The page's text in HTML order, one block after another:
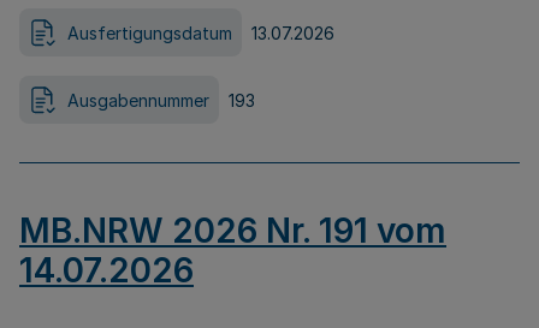
Ausfertigungsdatum 13.07.2026
Ausgabennummer 193
MB.NRW 2026 Nr. 191 vom
14.07.2026